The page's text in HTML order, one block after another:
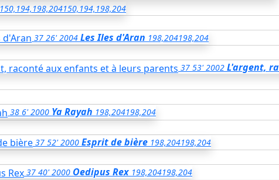
150,194,198,204150,194,198,204
37 26' 2004 Les Iles d'Aran 198,204198,204
37 53' 2002 L'argent,
38 6' 2000 Ya Rayah 198,204198,204
37 52' 2000 Esprit de bière 198,204198,204
37 40' 2000 Oedipus Rex 198,204198,204